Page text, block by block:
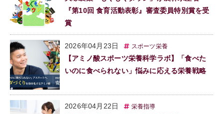
『第10回 食育活動表彰』審査委員特別賞を受
賞
2026年04月23日 スポーツ栄養
【アミノ酸スポーツ栄養科学ラボ】「食べた
いのに食べられない」悩みに応える栄養戦略
2026年04月22日 栄養指導